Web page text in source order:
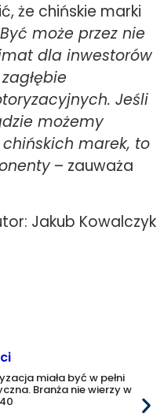
że chińskie marki
Być może przez nie
dla inwestorów
Jeśli
możemy
marek, to
– zauważa
Jakub Kowalczyk
miała być w pełni
Branża nie wierzy w